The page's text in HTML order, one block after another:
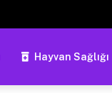
Hayvan Sağlığı